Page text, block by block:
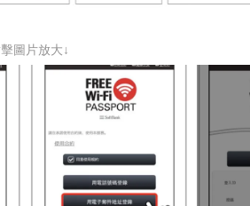
圖片放大↓